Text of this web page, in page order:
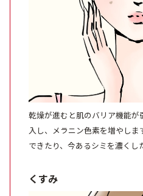
アウトレット商品
定期便
乾燥が進むと肌のバリア機能
入し、メラニン色素を増やし
できたり、今あるシミを濃くし
くすみ